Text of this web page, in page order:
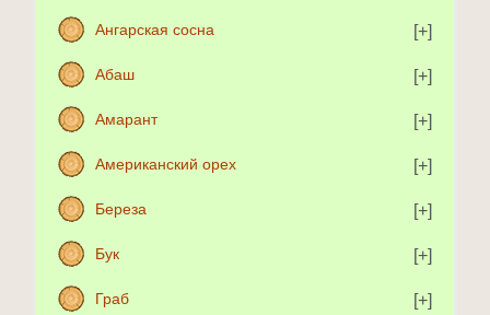
Ангарская сосна
Абаш
Амарант
Американский орех
Береза
Бук
Граб